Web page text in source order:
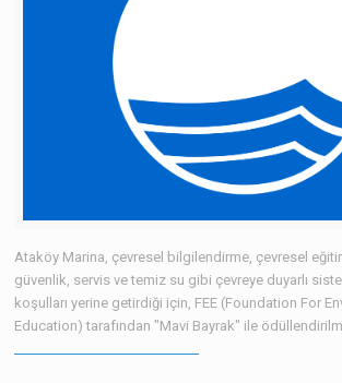
Ataköy Marina, çevresel bilgilendirme, çevresel
güvenlik, servis ve temiz su gibi çevreye duyarlı
koşulları yerine getirdiği için, FEE (Foundation For
Education) tarafından "Mavi Bayrak" ile